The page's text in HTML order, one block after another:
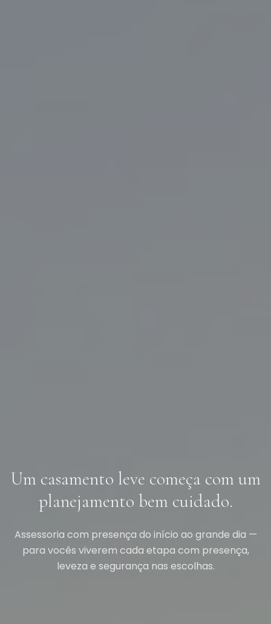
Um casamento leve começa com um
planejamento bem cuidado.
Assessoria com presença do início ao grande dia —
para vocês viverem cada etapa com presença,
leveza e segurança nas escolhas.